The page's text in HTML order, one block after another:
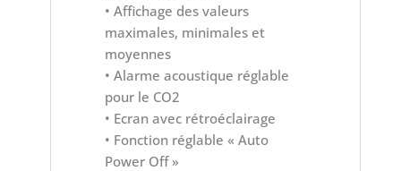
• Affichage des valeurs
maximales, minimales et
moyennes
• Alarme acoustique réglable
pour le CO2
• Ecran avec rétroéclairage
• Fonction réglable « Auto
Power Off »